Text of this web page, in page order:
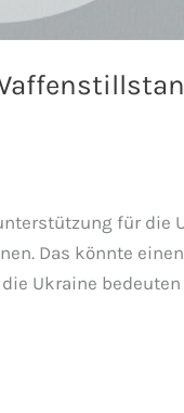
für die
Das könnte
Ukraine bedeuten